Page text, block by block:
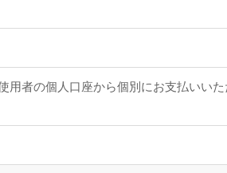
者の個人口座から個別にお支払いい